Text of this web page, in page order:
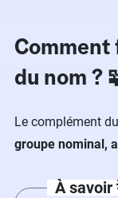
du nom ?
Le complément
groupe nominal,
À savoir